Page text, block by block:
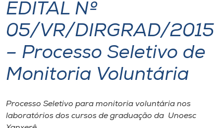
Internacionalização
I.nova
Diplomados
CPA
EDITAL Nº
05/VR/DIRGRAD/2015
– Processo Seletivo de
Monitoria Voluntária
Processo Seletivo para monitoria voluntária nos
laboratórios dos cursos de graduação da Unoesc